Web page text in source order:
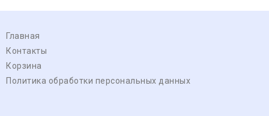
Главная
Контакты
Корзина
Политика обработки персональных данных